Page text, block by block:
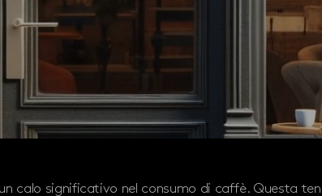
calo significativo nel consumo di caffè. Questa